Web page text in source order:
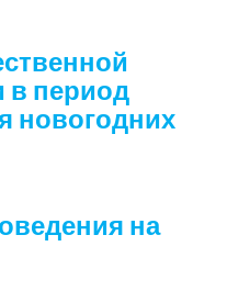
в период
новогодних
на